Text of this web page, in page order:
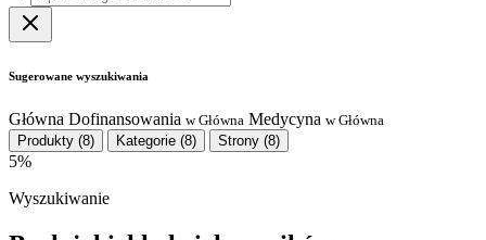
Sugerowane wyszukiwania
Główna Dofinansowania w Główna Medycyna w Główna
Produkty (8) Kategorie (8) Strony (8)
5%
Wyszukiwanie